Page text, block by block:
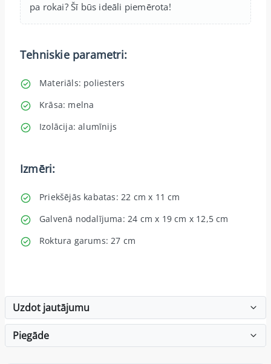
pa rokai? Šī būs ideāli piemērota!
Tehniskie parametri:
Materiāls: poliesters
Krāsa: melna
Izolācija: alumīnijs
Izmēri:
Priekšējās kabatas: 22 cm x 11 cm
Galvenā nodalījuma: 24 cm x 19 cm x 12,5 cm
Roktura garums: 27 cm
Uzdot jautājumu
Piegāde